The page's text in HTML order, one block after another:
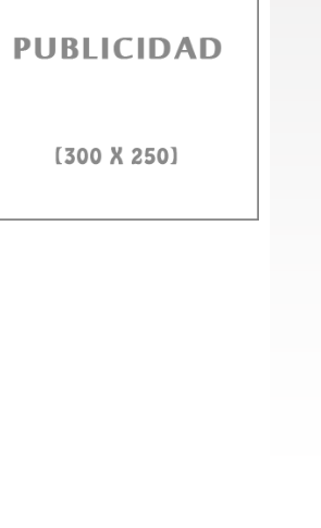
La Melodía anuncia lanzamiento